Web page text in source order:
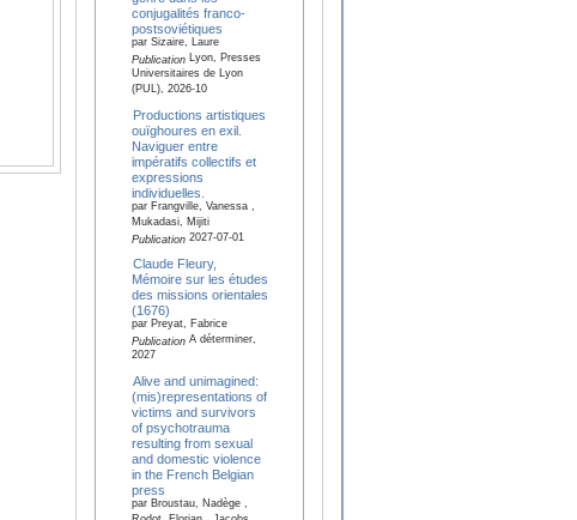
conjugalités franco-
postsoviétiques
par Sizaire, Laure
PublicationLyon, Presses
Universitaires de Lyon
(PUL), 2026-10
Productions artistiques
ouïghoures en exil.
Naviguer entre
impératifs collectifs et
expressions
individuelles.
par Frangville, Vanessa ,
Mukadasi, Mijiti
Publication2027-07-01
Claude Fleury,
Mémoire sur les études
des missions orientales
(1676)
par Preyat, Fabrice
PublicationA déterminer,
2027
Alive and unimagined:
(mis)representations of
victims and survivors
of psychotrauma
resulting from sexual
and domestic violence
in the French Belgian
press
par Broustau, Nadège ,